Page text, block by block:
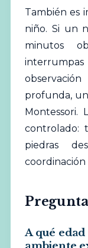
También es
niño. Si un
minutos
interrumpas
profunda,
Montessori.
controlado:
piedras
coordinación
A qué